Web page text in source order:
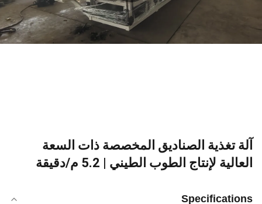
آلة تغذية الصناديق المخصصة ذات السعة
العالية لإنتاج الطوب الطيني | 5.2 م/دقيقة
Specifications